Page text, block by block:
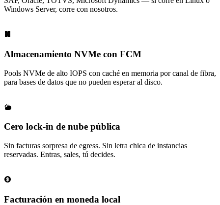
Windows Server, corre con nosotros.
Almacenamiento NVMe con FCM
Pools NVMe de alto IOPS con caché en memoria por canal de fibra,
para bases de datos que no pueden esperar al disco.
Cero lock-in de nube pública
Sin facturas sorpresa de egress. Sin letra chica de instancias
reservadas. Entras, sales, tú decides.
Facturación en moneda local